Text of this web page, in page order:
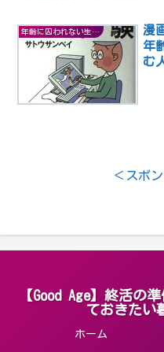
年齢に囚われない生き方
漫
年
む
＜スポ
【Good Age】終活の
ておきたい
ホーム